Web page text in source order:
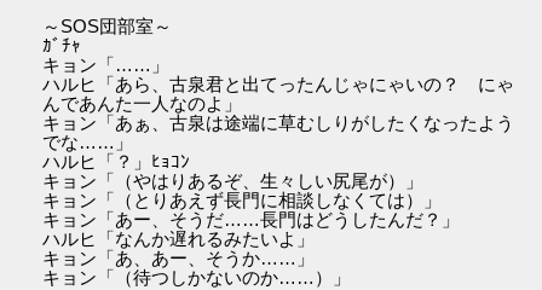
～SOS団部室～
ｶﾞﾁｬ
キョン「……」
ハルヒ「あら、古泉君と出てったんじゃにゃいの？ にゃ
んであんた一人なのよ」
キョン「あぁ、古泉は途端に草むしりがしたくなったよう
でな……」
ハルヒ「？」ﾋｮｺﾝ
キョン「（やはりあるぞ、生々しい尻尾が）」
キョン「（とりあえず長門に相談しなくては）」
キョン「あー、そうだ……長門はどうしたんだ？」
ハルヒ「なんか遅れるみたいよ」
キョン「あ、あー、そうか……」
キョン「（待つしかないのか……）」